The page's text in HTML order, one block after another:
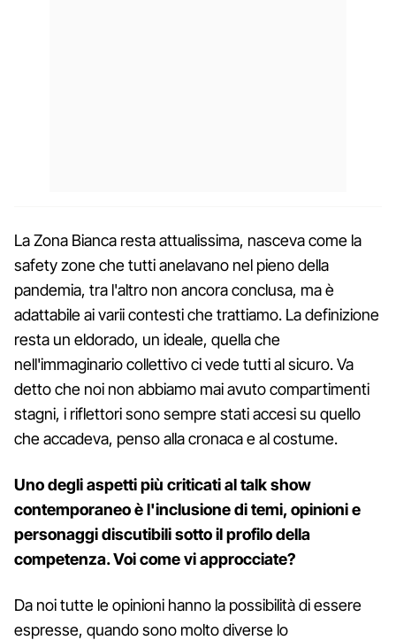
La Zona Bianca resta attualissima, nasceva come la
safety zone che tutti anelavano nel pieno della
pandemia, tra l'altro non ancora conclusa, ma è
adattabile ai varii contesti che trattiamo. La definizione
resta un eldorado, un ideale, quella che
nell'immaginario collettivo ci vede tutti al sicuro. Va
detto che noi non abbiamo mai avuto compartimenti
stagni, i riflettori sono sempre stati accesi su quello
che accadeva, penso alla cronaca e al costume.
Uno degli aspetti più criticati al talk show
contemporaneo è l'inclusione di temi, opinioni e
personaggi discutibili sotto il profilo della
competenza. Voi come vi approcciate?
Da noi tutte le opinioni hanno la possibilità di essere
espresse, quando sono molto diverse lo